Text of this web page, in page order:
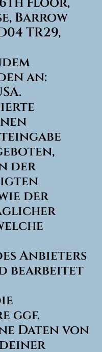
Barrow
TR29,
an:
der
der
Anbieters
bearbeitet
ggf.
Daten von